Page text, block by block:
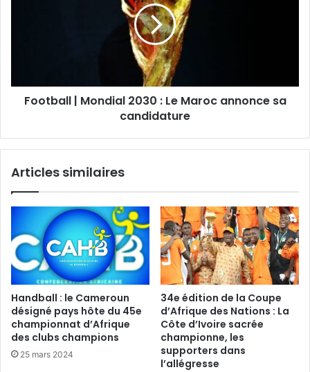
Football | Mondial 2030 : Le Maroc annonce sa
candidature
Articles similaires
Handball : le Cameroun
désigné pays hôte du 45e
championnat d’Afrique
des clubs champions
25 mars 2024
34e édition de la Coupe
d’Afrique des Nations : La
Côte d’Ivoire sacrée
championne, les
supporters dans
l’allégresse